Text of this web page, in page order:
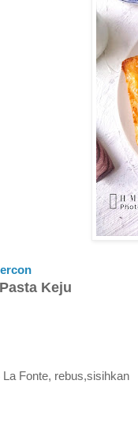
Keju
Fonte, rebus,sisihkan